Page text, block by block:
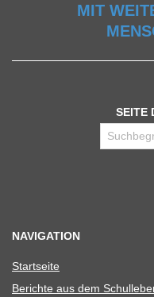
MIT
SEITE
NAVIGATION
Start­seite
Berichte aus dem